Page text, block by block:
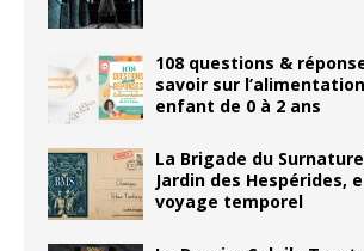
108 questions &
savoir sur
enfant de 0 à 2 ans
La Brigade du
Jardin des Hespérides,
voyage temporel